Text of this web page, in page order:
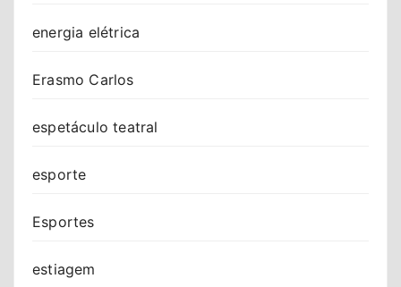
energia elétrica
Erasmo Carlos
espetáculo teatral
esporte
Esportes
estiagem